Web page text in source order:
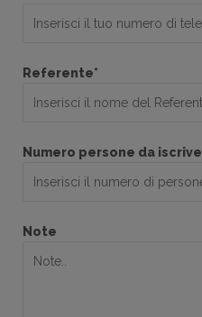
Referente*
Numero persone da
Note